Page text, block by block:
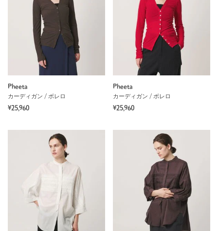
Pheeta
カーディガン / ボレロ
¥25,960
Pheeta
カーディガン / ボレロ
¥25,960